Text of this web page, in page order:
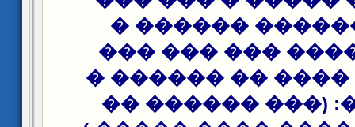
����� ������
����� �����
���� ��� ����
������ �: (���